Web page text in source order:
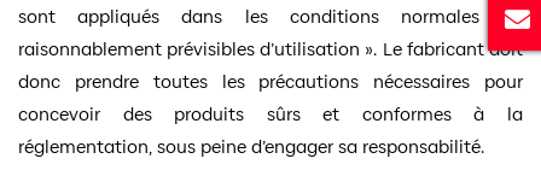
sont appliqués dans les conditions normales ou
raisonnablement prévisibles d’utilisation ». Le fabricant doit
donc prendre toutes les précautions nécessaires pour
concevoir des produits sûrs et conformes à la
réglementation, sous peine d’engager sa responsabilité.